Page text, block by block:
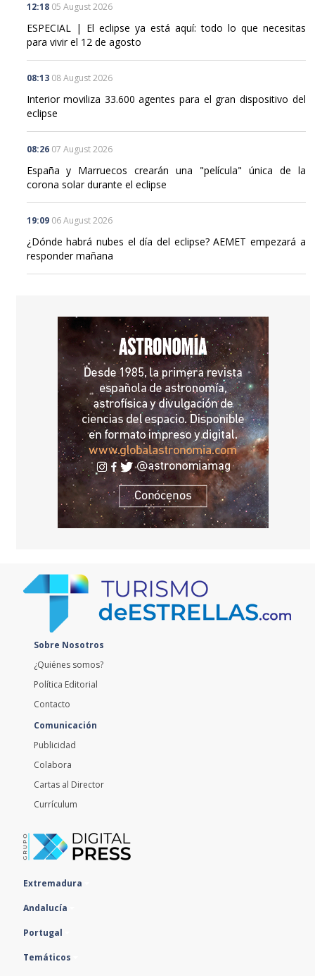
12:18 05 August 2026
ESPECIAL | El eclipse ya está aquí: todo lo que necesitas
para vivir el 12 de agosto
08:13 08 August 2026
Interior moviliza 33.600 agentes para el gran dispositivo del
eclipse
08:26 07 August 2026
España y Marruecos crearán una "película" única de la
corona solar durante el eclipse
19:09 06 August 2026
¿Dónde habrá nubes el día del eclipse? AEMET empezará a
responder mañana
Sobre Nosotros
¿Quiénes somos?
Política Editorial
Contacto
Comunicación
Publicidad
Colabora
Cartas al Director
Currículum
Extremadura
Andalucía
Portugal
Temáticos